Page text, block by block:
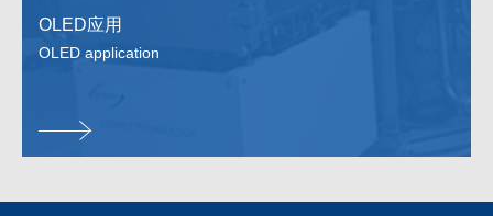
OLED应用
OLED application